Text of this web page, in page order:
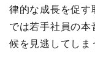
律的な成長を促
では若手社員の
候を見逃してしま